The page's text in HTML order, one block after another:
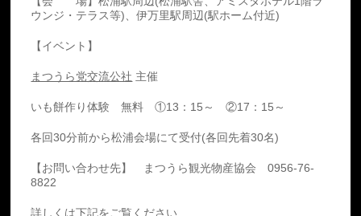
ウンジ・テラス等)、伊万里駅周辺(駅ホーム付近)
【イベント】
まつうら党交流公社 主催
いも餅作り体験 無料 ①13：15～ ②17：15～
各回30分前から松浦会場にて受付(各回先着30名)
【お問い合わせ先】 まつうら観光物産協会 0956-76-
8822
詳しくは下記をご覧ください